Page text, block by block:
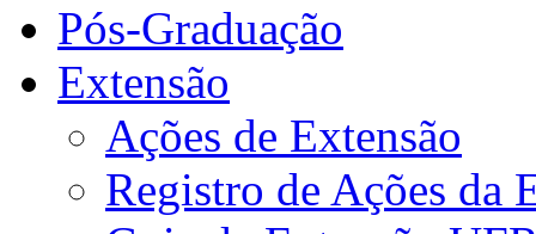
Pós-Graduação
Extensão
Ações de Extensão
Registro de Ações da